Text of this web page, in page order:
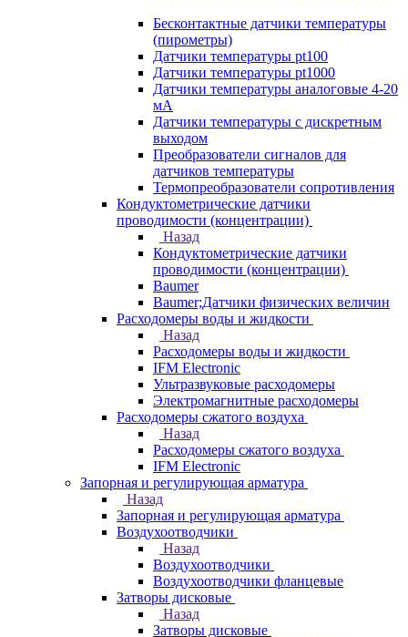
Бесконтактные датчики температуры
(пирометры)
Датчики температуры pt100
Датчики температуры pt1000
Датчики температуры аналоговые 4-20
мА
Датчики температуры с дискретным
выходом
Преобразователи сигналов для
датчиков температуры
Термопреобразователи сопротивления
Кондуктометрические датчики
проводимости (концентрации)
Назад
Кондуктометрические датчики
проводимости (концентрации)
Baumer
Baumer;Датчики физических величин
Расходомеры воды и жидкости
Назад
Расходомеры воды и жидкости
IFM Electronic
Ультразвуковые расходомеры
Электромагнитные расходомеры
Расходомеры сжатого воздуха
Назад
Расходомеры сжатого воздуха
IFM Electronic
Запорная и регулирующая арматура
Назад
Запорная и регулирующая арматура
Воздухоотводчики
Назад
Воздухоотводчики
Воздухоотводчики фланцевые
Затворы дисковые
Назад
Затворы дисковые